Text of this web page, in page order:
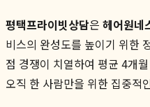
평택프라이빗상담은 헤어원네
비스의 완성도를 높이기 위한
점 경쟁이 치열하여 평균 4개
오직 한 사람만을 위한 집중적